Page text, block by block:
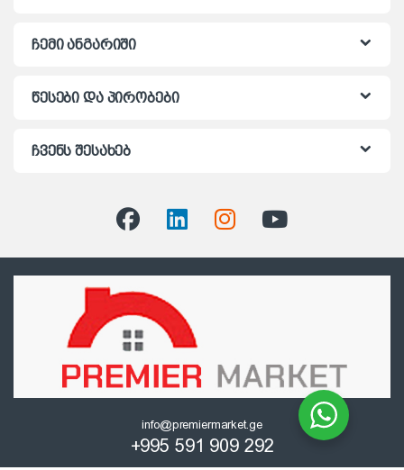
ჩემი ანგარიში
წესები და პირობები
ჩვენს შესახებ
info@premiermarket.ge
+995 591 909 292